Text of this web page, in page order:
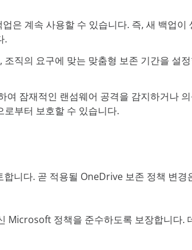
은 계속 사용할 수 있습니다. 즉, 새 백업이
.
직의 요구에 맞는 맞춤형 보존 기간을 설
잠재적인 랜섬웨어 공격을 감지하거나
부터 보호할 수 있습니다.
니다. 곧 적용될 OneDrive 보존 정책 변경
Microsoft 정책을 준수하도록 보장합니다.